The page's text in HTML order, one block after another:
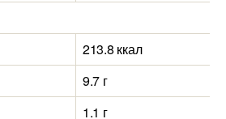
213.8 ккал
9.7 г
1.1 г